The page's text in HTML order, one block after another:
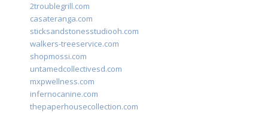
2troublegrill.com
casateranga.com
sticksandstonesstudiooh.com
walkers-treeservice.com
shopmossi.com
untamedcollectivesd.com
mxpwellness.com
infernocanine.com
thepaperhousecollection.com